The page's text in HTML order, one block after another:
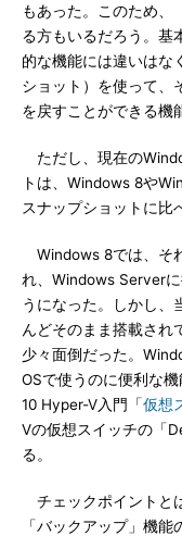
もあった。このため、
る方もいるだろう。基
的な機能には違いはな
ショット）を使って、
を戻すことができる機
ただし、現在の
トは、Windows 8や
スナップショットに比
Windows 8では、そ
れ、Windows Server
うになった。しかし、
んどそのまま搭載され
少々面倒だった。
OSで使うのに便利な
10 Hyper-V入門「仮想
Vの仮想スイッチの「
る。
チェックポイントと
「バックアップ」機